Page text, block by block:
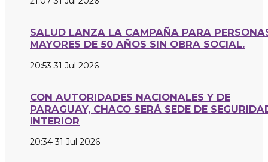
SALUD LANZA LA CAMPAÑA PARA
MAYORES DE 50 AÑOS SIN OBRA SOCIAL.
20:53 31 Jul 2026
CON AUTORIDADES NACIONALES Y DE
PARAGUAY, CHACO SERÁ SEDE DE
INTERIOR
20:34 31 Jul 2026